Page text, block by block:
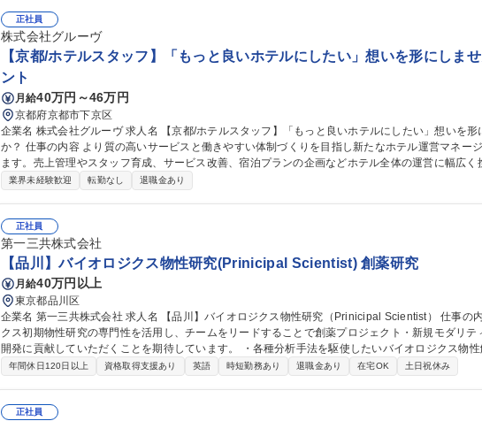
者（Prinicipal Scientist）
正社員
株式会社グルーヴ
【京都/ホテルスタッフ】「もっと良いホテルにしたい」想いを形にしま
ント
月給40万円～46万円
京都府京都市下京区
企業名 株式会社グルーヴ 求人名 【京都/ホテルスタッフ】「もっと良いホテルにしたい」想いを形にしません
か？ 仕事の内容 より質の高いサービスと働きやすい体制づくりを目指し新たなホテル運営マネージャーを募集し
ます。売上管理やスタッフ育成、サービス改善、宿泊プランの企画などホテル全体の運営に幅広く
ションです。 ＞＞仕事内容＜＜ ホテル運営全般をお任せします！ ■ホテル全体の運営管理 ■アルバイトスタッフ
上に向けた改善 ■施設/設備の維持管理 ■地域との連携やイベント企画 ■フロント業務のフォロー ■
本社との連携 ■備品等の在庫管理/発注業務 ■電話/メール対応 ■清掃業務など 募集職種 【京都/ホテルスタッフ】
「もっと良いホテルにしたい」想いを形にしませんか？
業界未経験歓迎 転勤なし 退職金あり
正社員
第一三共株式会社
【品川】バイオロジクス物性研究(Prinicipal Scientist) 創薬研究
月給40万円以上
東京都品川区
企業名 第一三共株式会社 求人名 【品川】バイオロジクス物性研究（Prinicipal Scientist） 仕事の内容 バイオロジ
クス初期物性研究の専門性を活用し、チームをリードすることで創薬プロジェクト・新規モダリテ
開発に貢献していただくことを期待しています。 ・各種分析手法を駆使したいバイオロジクス物性解析技術開発
・バイオロジクス物性研究による社内テーマ推進 募集職種 【品川】バイオロジクス物性研究（Prinicipal Scientis
年間休日120日以上 資格取得支援あり 英語 時短勤務あり 退職金あり 在宅OK 土日祝休み
正社員